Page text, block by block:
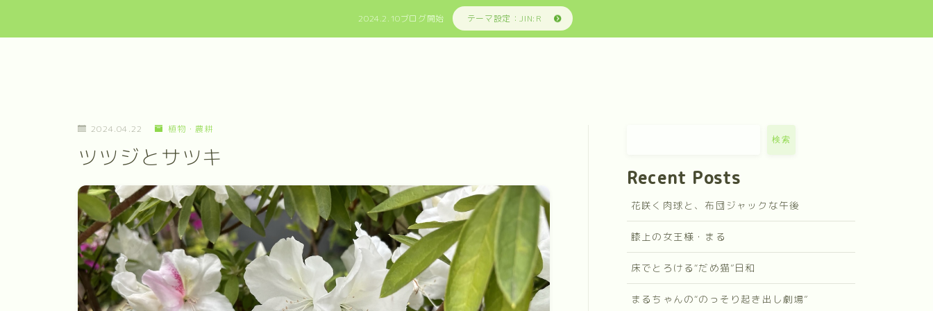
2024.2.10ブログ開始 テーマ設定：JIN:R
2024.04.22 植物・農耕
ツツジとサツキ
検索
Recent Posts
花咲く肉球と、布団ジャックな午後
膝上の女王様・まる
床でとろける“だめ猫”日和
まるちゃんの“のっそり起き出し劇場”